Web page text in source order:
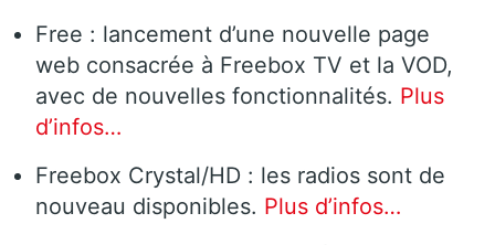
Free : lancement d’une nouvelle page
web consacrée à Freebox TV et la VOD,
avec de nouvelles fonctionnalités. Plus
d’infos…
Freebox Crystal/HD : les radios sont de
nouveau disponibles. Plus d’infos…